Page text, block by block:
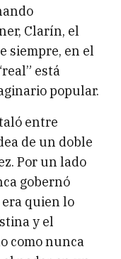
Clarín, el
siempre, en el
está
popular.
entre
de un doble
Por un lado
gobernó
quien lo
y el
como nunca